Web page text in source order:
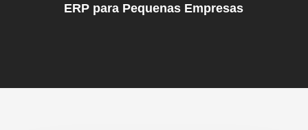
ERP para Pequenas Empresas